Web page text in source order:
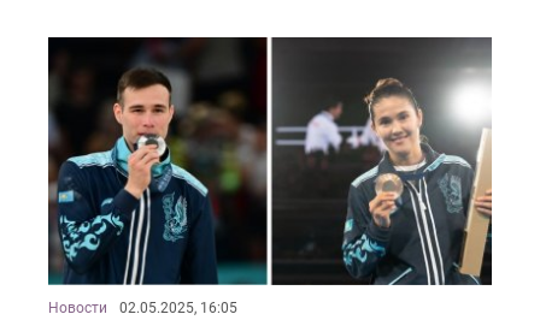
Новости 02.05.2025, 16:05